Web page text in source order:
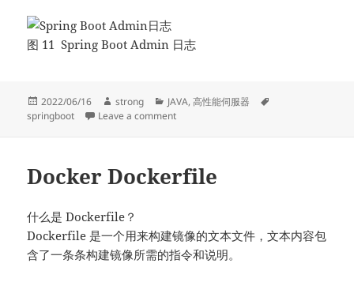
图 11 Spring Boot Admin 日志
Posted
on
2022/06/16 Author
strong Categories
JAVA,高性能伺服器
springboot
Leave a commenton Spring Boot Admin的介绍及使用
Docker Dockerfile
什么是 Dockerfile？
Dockerfile 是一个用来构建镜像的文本文件，文本内容包
含了一条条构建镜像所需的指令和说明。